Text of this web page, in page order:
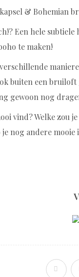
Een hele
te maken!
buiten een
gewoon nog
vind? Welke zou
nog andere